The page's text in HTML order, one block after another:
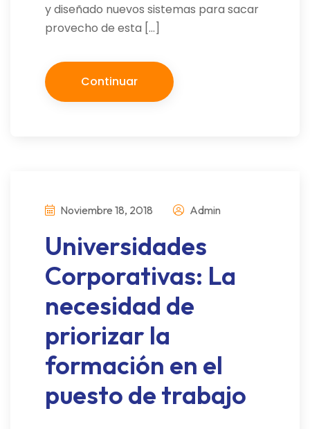
y diseñado nuevos sistemas para sacar
provecho de esta […]
Continuar
Noviembre 18, 2018 Admin
Universidades
Corporativas: La
necesidad de
priorizar la
formación en el
puesto de trabajo